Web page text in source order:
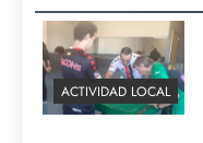
ACTIVIDAD LOCAL